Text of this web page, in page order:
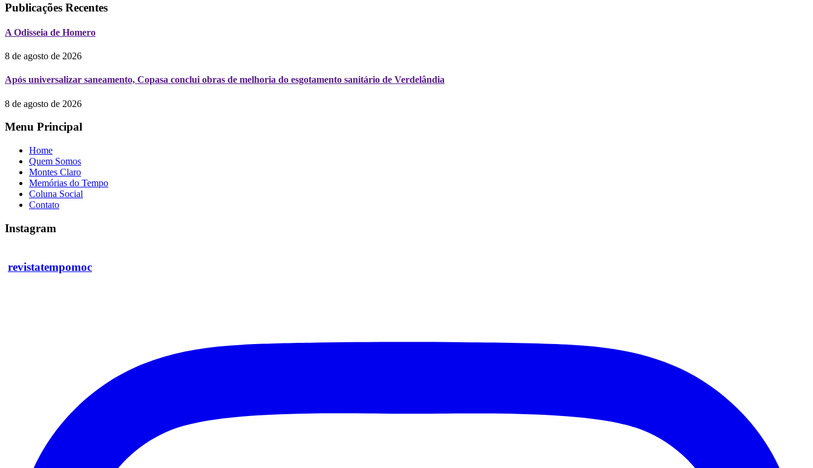
Publicações Recentes
A Odisseia de Homero
8 de agosto de 2026
Após universalizar saneamento, Copasa conclui obras de melhoria do esgotamento sanitário de Verdelândia
8 de agosto de 2026
Menu Principal
Home
Quem Somos
Montes Claro
Memórias do Tempo
Coluna Social
Contato
Instagram
revistatempomoc